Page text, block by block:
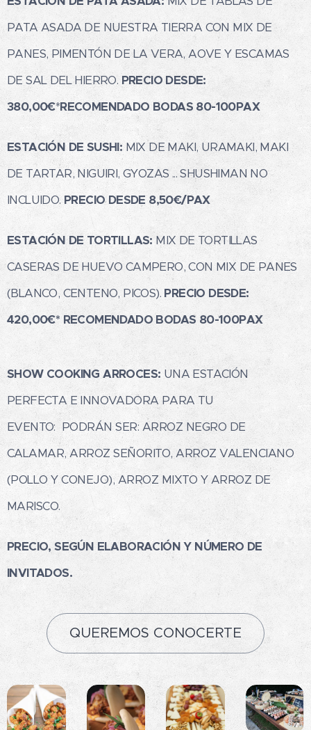
PATA ASADA DE NUESTRA TIERRA CON MIX DE
PANES, PIMENTÓN DE LA VERA, AOVE Y ESCAMAS
DE SAL DEL HIERRO. PRECIO DESDE:
380,00€*RECOMENDADO BODAS 80-100PAX
ESTACIÓN DE SUSHI:MIX DE MAKI, URAMAKI, MAKI
DE TARTAR, NIGUIRI, GYOZAS ... SHUSHIMAN NO
INCLUIDO.PRECIO DESDE 8,50€/PAX
ESTACIÓN DE TORTILLAS:MIX DE TORTILLAS
CASERAS DE HUEVO CAMPERO, CON MIX DE PANES
(BLANCO, CENTENO, PICOS). PRECIO DESDE:
420,00€* RECOMENDADO BODAS 80-100PAX
SHOW COOKING ARROCES: UNA ESTACIÓN
PERFECTA E INNOVADORA PARA TU
EVENTO: PODRÁN SER: ARROZ NEGRO DE
CALAMAR, ARROZ SEÑORITO, ARROZ VALENCIANO
(POLLO Y CONEJO), ARROZ MIXTO Y ARROZ DE
MARISCO.
PRECIO, SEGÚN ELABORACIÓN Y NÚMERO DE
INVITADOS.
QUEREMOS CONOCERTE